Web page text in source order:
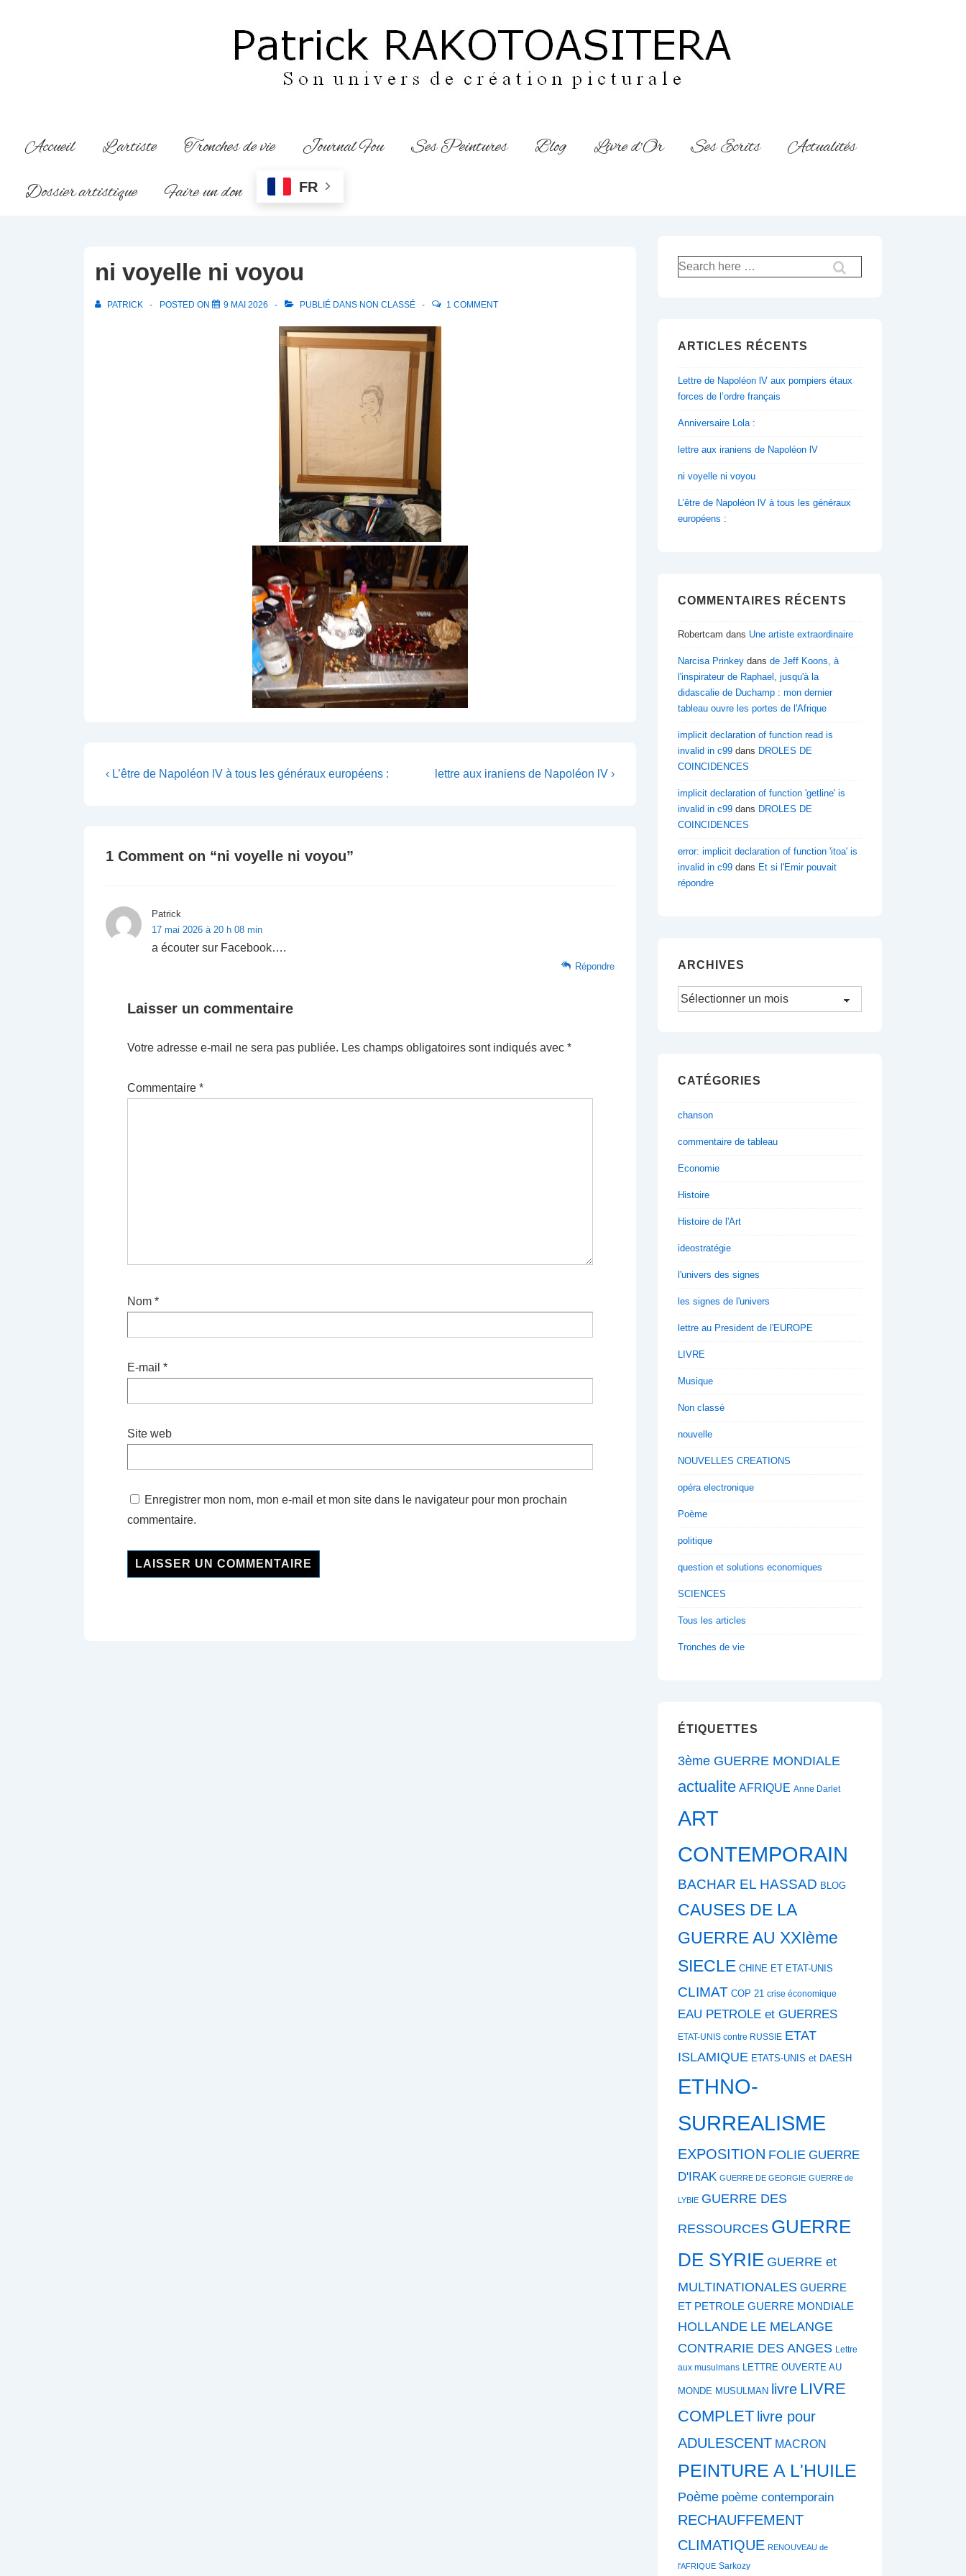
Navigation
Accueil L’artiste Tronches de vie Journal Fou Ses Peintures Blog Livre d’Or Ses Ecrits
Actualités
Dossier artistique
Faire un don FR
ni voyelle ni voyou
PATRICK POSTED ON 9 MAI 2026 PUBLIÉ DANS NON CLASSÉ 1 COMMENT
Navigation
Previous
‹ L’être de Napoléon lV à tous les généraux européens :
Next
lettre aux iraniens de Napoléon lV ›
1 Comment on “ni voyelle ni voyou”
Patrick
17 mai 2026 à 20 h 08 min
a écouter sur Facebook….
Répondre
Laisser un commentaire
Votre adresse e-mail ne sera pas publiée. Les champs obligatoires sont indiqués avec *
Commentaire *
Nom *
E-mail *
Site web
Enregistrer mon nom, mon e-mail et mon site dans le navigateur pour mon prochain
commentaire.
Recherche
pour:
ARTICLES RÉCENTS
Lettre de Napoléon lV aux pompiers étaux
forces de l’ordre français
Anniversaire Lola :
lettre aux iraniens de Napoléon lV
ni voyelle ni voyou
L’être de Napoléon lV à tous les généraux
européens :
COMMENTAIRES RÉCENTS
Robertcam dans Une artiste extraordinaire
Narcisa Prinkey dans de Jeff Koons, à
l'inspirateur de Raphael, jusqu'à la
didascalie de Duchamp : mon dernier
tableau ouvre les portes de l'Afrique
implicit declaration of function read is
invalid in c99 dans DROLES DE
COINCIDENCES
implicit declaration of function 'getline' is
invalid in c99 dans DROLES DE
COINCIDENCES
error: implicit declaration of function 'itoa' is
invalid in c99 dans Et si l'Emir pouvait
répondre
ARCHIVES
Archives
CATÉGORIES
chanson
commentaire de tableau
Economie
Histoire
Histoire de l'Art
ideostratégie
l'univers des signes
les signes de l'univers
lettre au President de l'EUROPE
LIVRE
Musique
Non classé
nouvelle
NOUVELLES CREATIONS
opéra electronique
Poème
politique
question et solutions economiques
SCIENCES
Tous les articles
Tronches de vie
ÉTIQUETTES
3ème GUERRE MONDIALE
actualite AFRIQUE Anne Darlet
ART
CONTEMPORAIN
BACHAR EL HASSAD BLOG
CAUSES DE LA
GUERRE AU XXIème
SIECLE CHINE ET ETAT-UNIS
CLIMAT COP 21 crise économique
EAU PETROLE et GUERRES
ETAT-UNIS contre RUSSIE ETAT
ISLAMIQUE ETATS-UNIS et DAESH
ETHNO-
SURREALISME
EXPOSITION FOLIE GUERRE
D'IRAK GUERRE DE GEORGIE GUERRE de
LYBIE GUERRE DES
RESSOURCES GUERRE
DE SYRIE GUERRE et
MULTINATIONALES GUERRE
ET PETROLE GUERRE MONDIALE
HOLLANDE LE MELANGE
CONTRARIE DES ANGES Lettre
aux musulmans LETTRE OUVERTE AU
MONDE MUSULMAN livre LIVRE
COMPLET livre pour
ADULESCENT MACRON
PEINTURE A L'HUILE
Poème poème contemporain
RECHAUFFEMENT
CLIMATIQUE RENOUVEAU de
l'AFRIQUE Sarkozy